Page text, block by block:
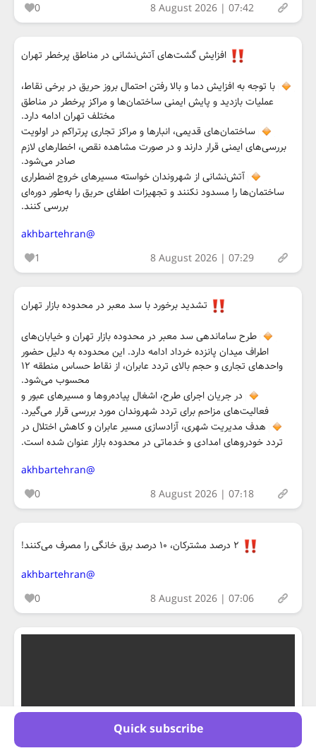
Quick subscribe
0
8 August 2026 | 07:42
افزایش گشت‌های آتش‌نشانی در مناطق پرخطر تهران
با توجه به افزایش دما و بالا رفتن احتمال بروز حریق در برخی نقاط،
عملیات بازدید و پایش ایمنی ساختمان‌ها و مراکز پرخطر در مناطق
مختلف تهران ادامه دارد.
ساختمان‌های قدیمی، انبارها و مراکز تجاری پرتراکم در اولویت
بررسی‌های ایمنی قرار دارند و در صورت مشاهده نقص، اخطارهای لازم
صادر می‌شود.
آتش‌نشانی از شهروندان خواسته مسیرهای خروج اضطراری
ساختمان‌ها را مسدود نکنند و تجهیزات اطفای حریق را به‌طور دوره‌ای
بررسی کنند.
@akhbartehran
1
8 August 2026 | 07:29
تشدید برخورد با سد معبر در محدوده بازار تهران
طرح ساماندهی سد معبر در محدوده بازار تهران و خیابان‌های
اطراف میدان پانزده خرداد ادامه دارد. این محدوده به دلیل حضور
واحدهای تجاری و حجم بالای تردد عابران، از نقاط حساس منطقه ۱۲
محسوب می‌شود.
در جریان اجرای طرح، اشغال پیاده‌روها و مسیرهای عبور و
فعالیت‌های مزاحم برای تردد شهروندان مورد بررسی قرار می‌گیرد.
هدف مدیریت شهری، آزادسازی مسیر عابران و کاهش اختلال در
تردد خودروهای امدادی و خدماتی در محدوده بازار عنوان شده است.
@akhbartehran
0
8 August 2026 | 07:18
@akhbartehran
0
8 August 2026 | 07:06